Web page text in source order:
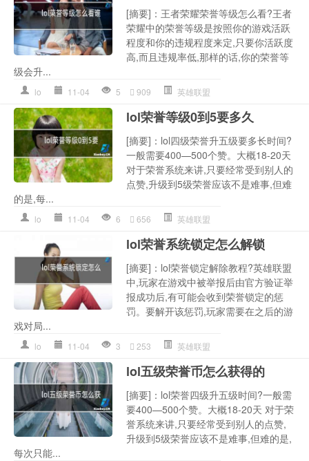
[摘要]：王者荣耀荣誉等级怎么看?王者
荣耀中的荣誉等级是按照你的游戏活跃
程度和你的违规程度来定,只要你活跃度
高,而且违规率低,那样的话,你的荣誉等
级会升...
lo 11-04 5 909 英雄联盟
lol荣誉等级0到5要多久
[摘要]：lol四级荣誉升五级要多长时间?
一般需要400—500个赞。大概18-20天
对于荣誉系统来讲,只要经常受到别人的
点赞,升级到5级荣誉应该不是难事,但难
的是,每...
lo 11-04 6 656 英雄联盟
lol荣誉系统锁定怎么解锁
[摘要]：lol荣誉锁定解除教程?英雄联盟
中,玩家在游戏中被举报后由官方验证举
报成功后,有可能会收到荣誉锁定的惩
罚。要解开该惩罚,玩家需要在之后的游
戏对局...
lo 11-04 3 253 英雄联盟
lol五级荣誉币怎么获得的
[摘要]：lol荣誉四级升五级时间?一般需
要400—500个赞。大概18-20天 对于荣
誉系统来讲,只要经常受到别人的点赞,
升级到5级荣誉应该不是难事,但难的是,
每次只能...